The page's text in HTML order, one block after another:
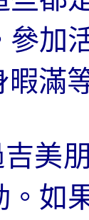
參加
滿等
美
。如